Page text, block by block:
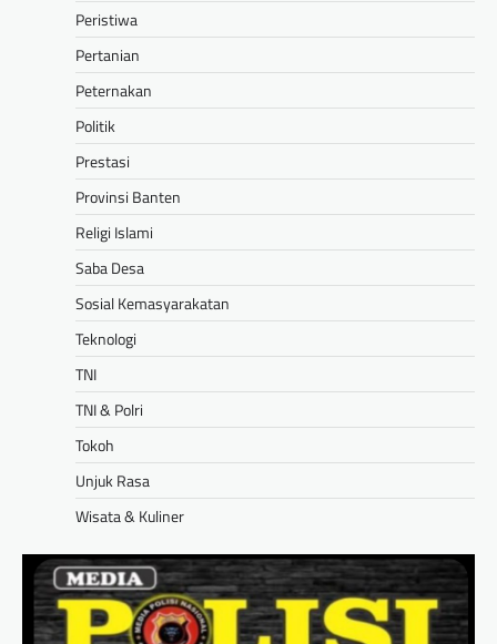
Peristiwa
Pertanian
Peternakan
Politik
Prestasi
Provinsi Banten
Religi Islami
Saba Desa
Sosial Kemasyarakatan
Teknologi
TNI
TNI & Polri
Tokoh
Unjuk Rasa
Wisata & Kuliner